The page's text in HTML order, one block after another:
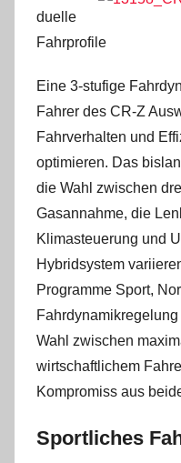
duelle
Fahrprofile
Eine 3-stufige
Fahrer des CR-Z
Fahrverhalten und
optimieren. Das
die Wahl zwischen
Gasannahme, die
Klimasteuerung und
Hybridsystem
Programme Sport,
Wahl zwischen
wirtschaftlichem
Kompromiss aus
Sportliches